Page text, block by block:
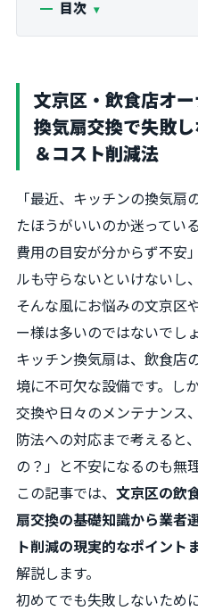
目次
文京区・飲食店オ
換気扇交換で失敗
＆コスト削減法
「最近、キッチンの換気
たほうがいいのか迷って
費用の目安が分からず不安
ルも守らないといけないし
そんな風にお悩みの文京区
ー様は多いのではないでし
キッチン換気扇は、飲食店
境に不可欠な設備です。し
交換や日々のメンテナンス
防法への対応まで考えると
の？」と不安になるのも無
この記事では、 文京区の飲
扇交換の基礎知識から業者
ト削減の現実的なポイント
解説します。
初めてでも失敗しないため